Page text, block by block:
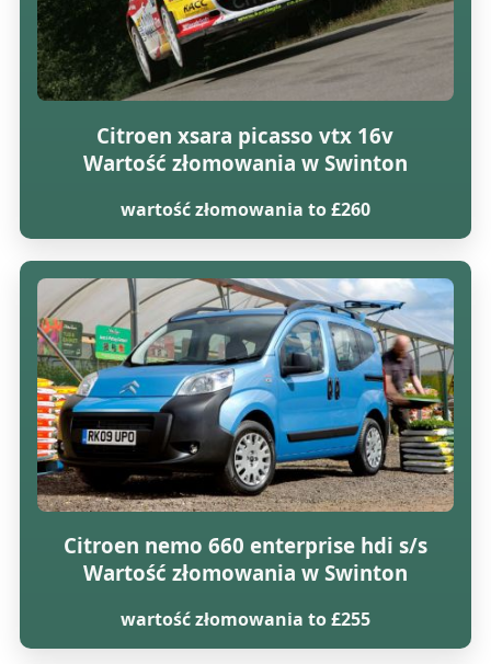
Citroen xsara picasso vtx 16v
Wartość złomowania w Swinton
wartość złomowania to £260
Citroen nemo 660 enterprise hdi s/s
Wartość złomowania w Swinton
wartość złomowania to £255